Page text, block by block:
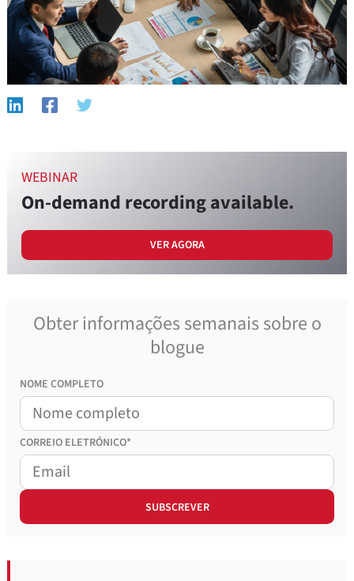
WEBINAR
On-demand recording available.
VER AGORA
Obter informações semanais sobre o
blogue
NOME COMPLETO
CORREIO ELETRÓNICO*